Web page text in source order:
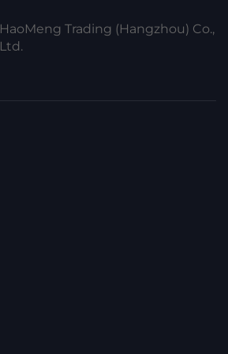
HaoMeng Trading (Hangzhou) Co.,
Ltd.